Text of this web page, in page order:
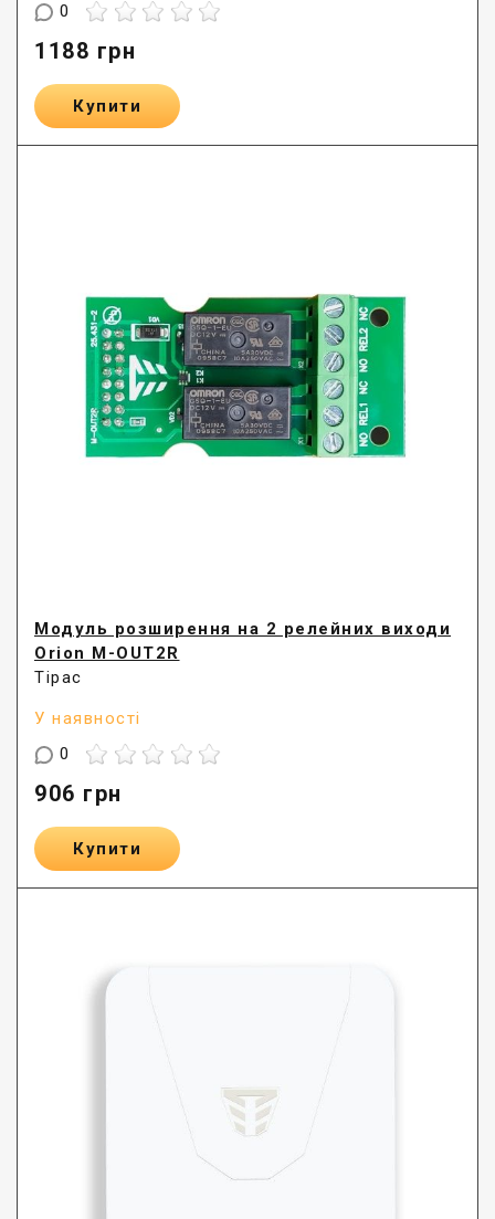
0
1188 грн
Купити
Модуль розширення на 2 релейних виходи
Orion M-OUT2R
Тірас
У наявності
0
906 грн
Купити